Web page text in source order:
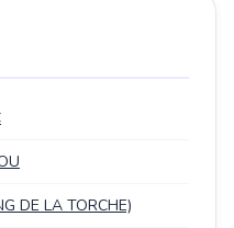
DE LA TORCHE)